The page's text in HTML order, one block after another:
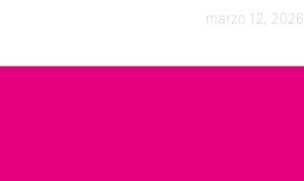
marzo 12, 2026